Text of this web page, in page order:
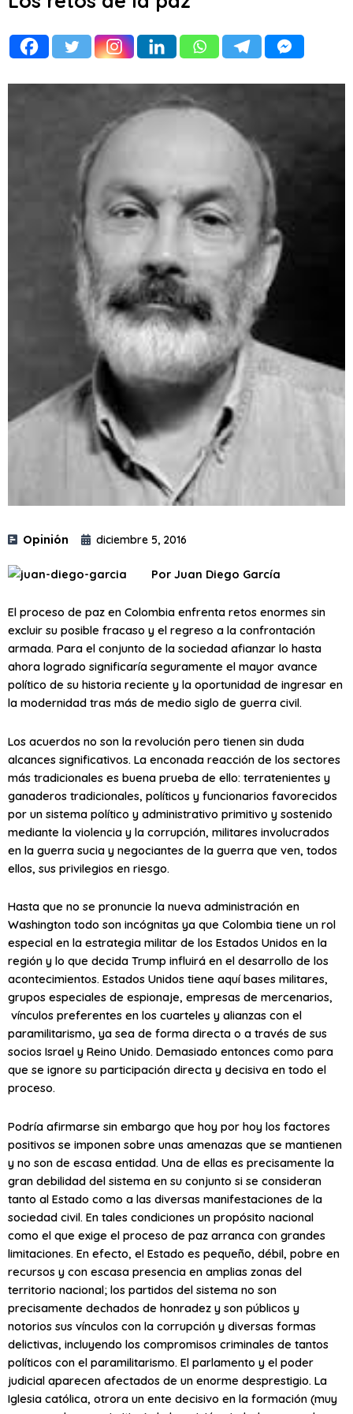
Opinión diciembre 5, 2016
Por Juan Diego García
El proceso de paz en Colombia enfrenta retos enormes sin
excluir su posible fracaso y el regreso a la confrontación
armada. Para el conjunto de la sociedad afianzar lo hasta
ahora logrado significaría seguramente el mayor avance
político de su historia reciente y la oportunidad de ingresar en
la modernidad tras más de medio siglo de guerra civil.
Los acuerdos no son la revolución pero tienen sin duda
alcances significativos. La enconada reacción de los sectores
más tradicionales es buena prueba de ello: terratenientes y
ganaderos tradicionales, políticos y funcionarios favorecidos
por un sistema político y administrativo primitivo y sostenido
mediante la violencia y la corrupción, militares involucrados
en la guerra sucia y negociantes de la guerra que ven, todos
ellos, sus privilegios en riesgo.
Hasta que no se pronuncie la nueva administración en
Washington todo son incógnitas ya que Colombia tiene un rol
especial en la estrategia militar de los Estados Unidos en la
región y lo que decida Trump influirá en el desarrollo de los
acontecimientos. Estados Unidos tiene aquí bases militares,
grupos especiales de espionaje, empresas de mercenarios,
vínculos preferentes en los cuarteles y alianzas con el
paramilitarismo, ya sea de forma directa o a través de sus
socios Israel y Reino Unido. Demasiado entonces como para
que se ignore su participación directa y decisiva en todo el
proceso.
Podría afirmarse sin embargo que hoy por hoy los factores
positivos se imponen sobre unas amenazas que se mantienen
y no son de escasa entidad. Una de ellas es precisamente la
gran debilidad del sistema en su conjunto si se consideran
tanto al Estado como a las diversas manifestaciones de la
sociedad civil. En tales condiciones un propósito nacional
como el que exige el proceso de paz arranca con grandes
limitaciones. En efecto, el Estado es pequeño, débil, pobre en
recursos y con escasa presencia en amplias zonas del
territorio nacional; los partidos del sistema no son
precisamente dechados de honradez y son públicos y
notorios sus vínculos con la corrupción y diversas formas
delictivas, incluyendo los compromisos criminales de tantos
políticos con el paramilitarismo. El parlamento y el poder
judicial aparecen afectados de un enorme desprestigio. La
Iglesia católica, otrora un ente decisivo en la formación (muy